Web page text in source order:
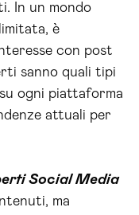
In un mondo
è
con post
sanno quali tipi
ogni piattaforma
attuali per
Social Media
ma